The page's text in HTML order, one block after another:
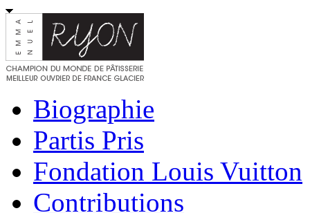
Biographie
Partis Pris
Fondation Louis Vuitton
Contributions